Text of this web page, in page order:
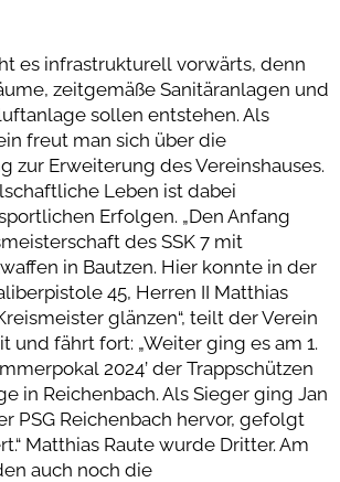
es infrastrukturell vorwärts, denn
zeitgemäße Sanitäranlagen und
sollen entstehen. Als
freut man sich über die
zur Erweiterung des Vereinshauses.
Leben ist dabei
Erfolgen. „Den Anfang
des SSK 7 mit
in Bautzen. Hier konnte in der
45, Herren II Matthias
glänzen“, teilt der Verein
und fährt fort: „Weiter ging es am 1.
2024’ der Trappschützen
in Reichenbach. Als Sieger ging Jan
PSG Reichenbach hervor, gefolgt
Matthias Raute wurde Dritter. Am
auch noch die